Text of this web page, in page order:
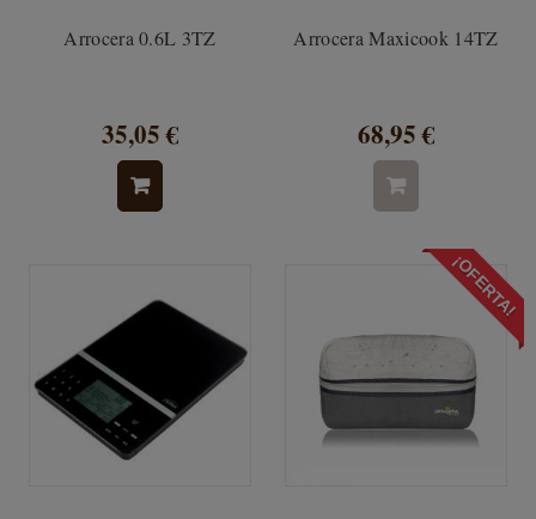
Arrocera 0.6L 3TZ
35,05 €
Arrocera Maxicook 14TZ
68,95 €
¡OFERTA!